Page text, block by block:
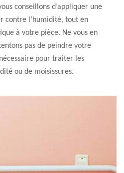
conseillons d’appliquer une
contre l’humidité, tout en
à votre pièce. Ne vous en
pas de peindre votre
pour traiter les
ou de moisissures.